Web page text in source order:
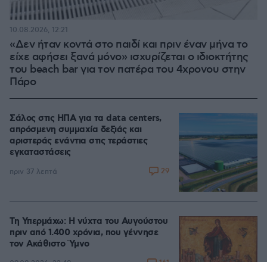
«Δεν ήταν κοντά στο παιδί και πριν έναν μήνα το
είχε αφήσει ξανά μόνο» ισχυρίζεται ο ιδιοκτήτης
του beach bar για τον πατέρα του 4χρονου στην
Πάρο
10.08.2026, 12:21
Σάλος στις ΗΠΑ για τα data centers,
απρόσμενη συμμαχία δεξιάς και
αριστεράς ενάντια στις τεράστιες
εγκαταστάσεις
πριν 37 λεπτά 29
Τη Υπερμάχω: Η νύχτα του Αυγούστου
πριν από 1.400 χρόνια, που γέννησε
τον Ακάθιστο Ύμνο